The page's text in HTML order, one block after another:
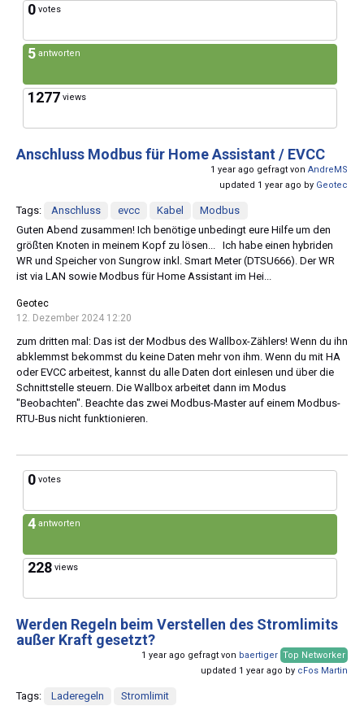
0 votes
5 antworten
1277 views
Anschluss Modbus für Home Assistant / EVCC
1 year ago gefragt von AndreMS
updated 1 year ago by Geotec
Tags: Anschluss evcc Kabel
Modbus
Guten Abend zusammen! Ich benötige unbedingt eure Hilfe um den
größten Knoten in meinem Kopf zu lösen... Ich habe einen hybriden
WR und Speicher von Sungrow inkl. Smart Meter (DTSU666). Der WR
ist via LAN sowie Modbus für Home Assistant im Hei...
Geotec
12. Dezember 2024 12:20
zum dritten mal: Das ist der Modbus des Wallbox-Zählers! Wenn du ihn
abklemmst bekommst du keine Daten mehr von ihm. Wenn du mit HA
oder EVCC arbeitest, kannst du alle Daten dort einlesen und über die
Schnittstelle steuern. Die Wallbox arbeitet dann im Modus
"Beobachten". Beachte das zwei Modbus-Master auf einem Modbus-
RTU-Bus nicht funktionieren.
0 votes
4 antworten
228 views
Werden Regeln beim Verstellen des Stromlimits
außer Kraft gesetzt?
1 year ago gefragt von baertiger Top Networker
updated 1 year ago by cFos Martin
Tags: Laderegeln
Stromlimit